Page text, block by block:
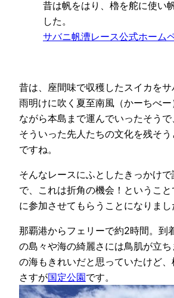
昔は帆をはり、櫓を舵に使い
した。
サバニ帆漕レース公式ホーム
昔は、座間味で収穫したスイカを
雨明けに吹く夏至南風（かーちべ
ながら本島まで運んでいったそう
そういった先人たちの文化を残そ
ですね。
そんなレースにふとしたきっかけ
で、これは折角の機会！というこ
に参加させてもらうことになりまし
那覇港からフェリーで約2時間。到
の島々や海の綺麗さには鳥肌が立
の海もきれいだと思っていたけど、
さすが国定公園です。